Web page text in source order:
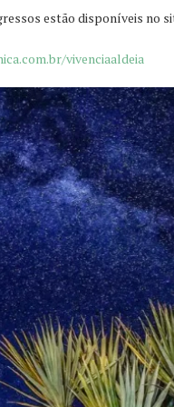
estão disponíveis no
vivenciaaldeia